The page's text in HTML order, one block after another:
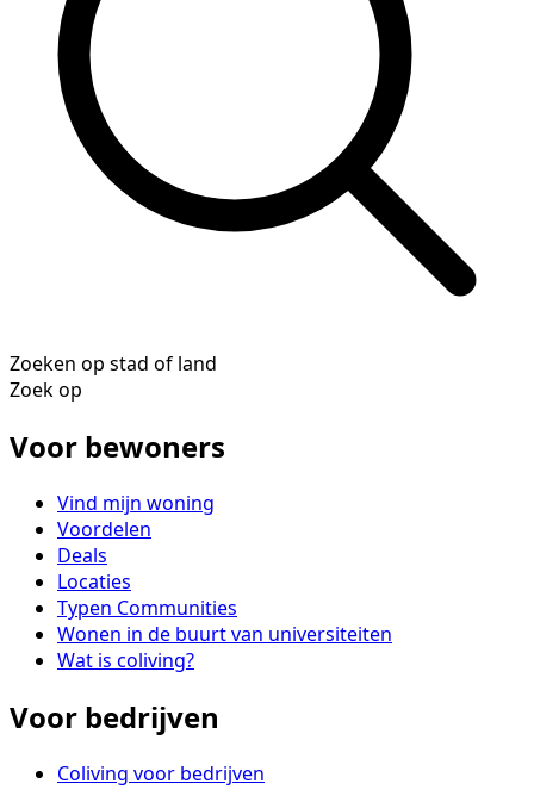
Zoeken op stad of land
Zoek op
Voor bewoners
Vind mijn woning
Voordelen
Deals
Locaties
Typen Communities
Wonen in de buurt van universiteiten
Wat is coliving?
Voor bedrijven
Coliving voor bedrijven